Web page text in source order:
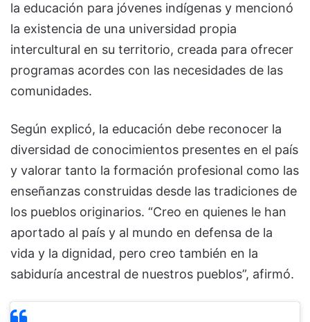
la educación para jóvenes indígenas y mencionó
la existencia de una universidad propia
intercultural en su territorio, creada para ofrecer
programas acordes con las necesidades de las
comunidades.
Según explicó, la educación debe reconocer la
diversidad de conocimientos presentes en el país
y valorar tanto la formación profesional como las
enseñanzas construidas desde las tradiciones de
los pueblos originarios. “Creo en quienes le han
aportado al país y al mundo en defensa de la
vida y la dignidad, pero creo también en la
sabiduría ancestral de nuestros pueblos”, afirmó.